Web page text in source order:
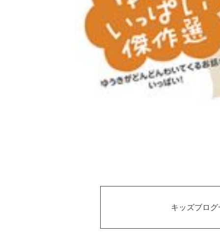
キッズブログ